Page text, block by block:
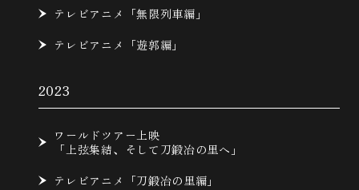
テレビアニメ「無限列車編」
テレビアニメ「遊郭編」
2023
ワールドツアー上映
「上弦集結、そして刀鍛冶の里へ」
テレビアニメ「刀鍛冶の里編」